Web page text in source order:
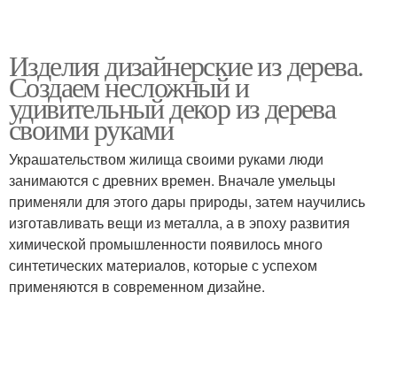
Изделия дизайнерские из дерева.
Создаем несложный и
удивительный декор из дерева
своими руками
Украшательством жилища своими руками люди
занимаются с древних времен. Вначале умельцы
применяли для этого дары природы, затем научились
изготавливать вещи из металла, а в эпоху развития
химической промышленности появилось много
синтетических материалов, которые с успехом
применяются в современном дизайне.